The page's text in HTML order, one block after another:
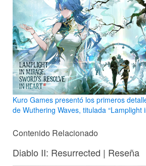
Kuro Games presentó los primeros
de Wuthering Waves, titulada “Lamplight
Contenido Relacionado
Diablo II: Resurrected | Reseña